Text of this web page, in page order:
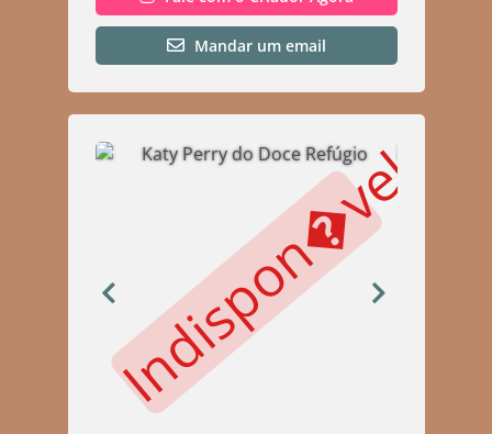
Mandar um email
Indispon�vel